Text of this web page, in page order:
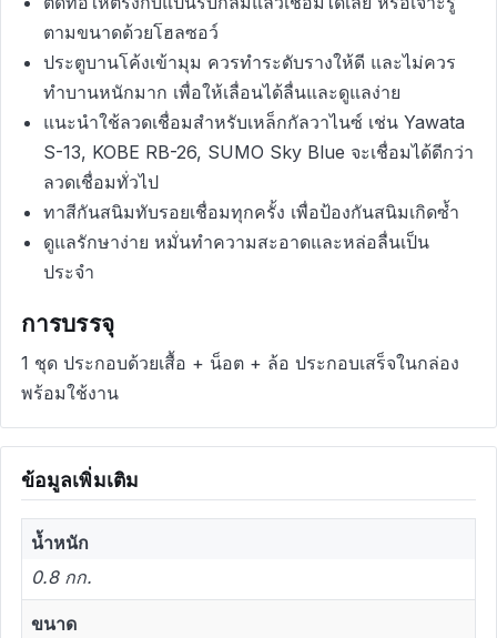
ตามขนาดด้วยโฮลซอว์
ประตูบานโค้งเข้ามุม ควรทำระดับรางให้ดี และไม่ควร
ทำบานหนักมาก เพื่อให้เลื่อนได้ลื่นและดูแลง่าย
แนะนำใช้ลวดเชื่อมสำหรับเหล็กกัลวาไนซ์ เช่น Yawata
S-13, KOBE RB-26, SUMO Sky Blue จะเชื่อมได้ดีกว่า
ลวดเชื่อมทั่วไป
ทาสีกันสนิมทับรอยเชื่อมทุกครั้ง เพื่อป้องกันสนิมเกิดซ้ำ
ดูแลรักษาง่าย หมั่นทำความสะอาดและหล่อลื่นเป็น
ประจำ
การบรรจุ
1 ชุด ประกอบด้วยเสื้อ + น็อต + ล้อ ประกอบเสร็จในกล่อง
พร้อมใช้งาน
ข้อมูลเพิ่มเติม
น้ำหนัก
0.8 กก.
ขนาด